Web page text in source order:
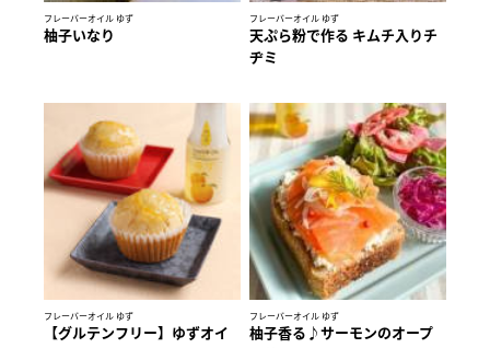
フレーバーオイル ゆず
柚子いなり
フレーバーオイル ゆず
天ぷら粉で作る キムチ入りチ
ヂミ
フレーバーオイル ゆず
【グルテンフリー】ゆずオイ
フレーバーオイル ゆず
柚子香る♪サーモンのオープ